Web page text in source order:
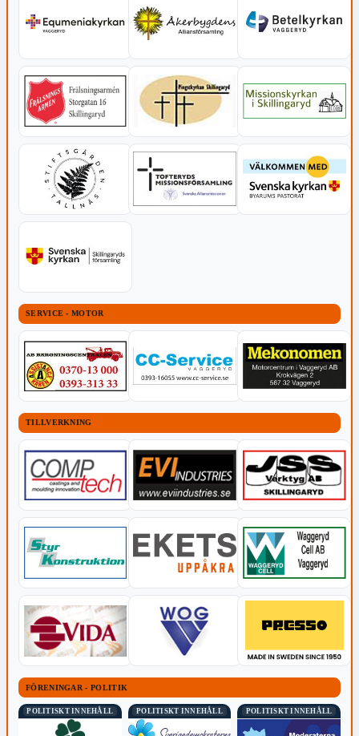
SERVICE - MOTOR
TILLVERKNING
FÖRENINGAR - POLITIK
POLITISKT INNEHÅLL POLITISKT INNEHÅLL POLITISKT INNEHÅLL